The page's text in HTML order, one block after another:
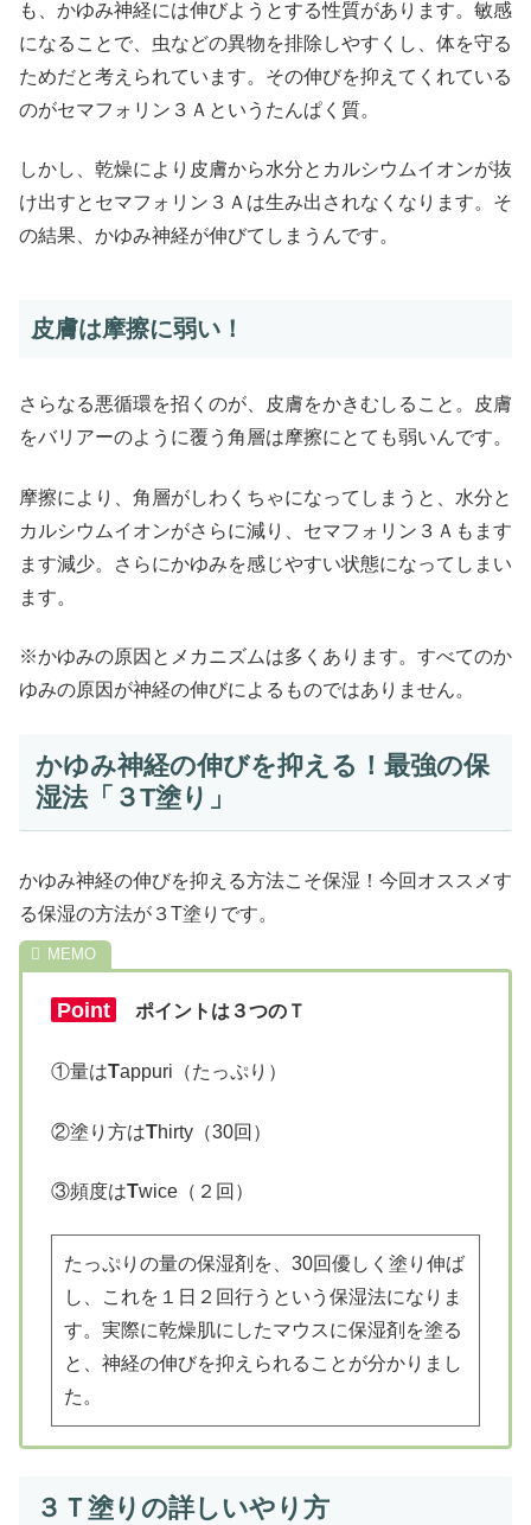
も、かゆみ神経には伸びようとする性質があります。敏感
になることで、虫などの異物を排除しやすくし、体を守る
ためだと考えられています。その伸びを抑えてくれている
のがセマフォリン３Ａというたんぱく質。
しかし、乾燥により皮膚から水分とカルシウムイオンが抜
け出すとセマフォリン３Ａは生み出されなくなります。そ
の結果、かゆみ神経が伸びてしまうんです。
皮膚は摩擦に弱い！
さらなる悪循環を招くのが、皮膚をかきむしること。皮膚
をバリアーのように覆う角層は摩擦にとても弱いんです。
摩擦により、角層がしわくちゃになってしまうと、水分と
カルシウムイオンがさらに減り、セマフォリン３Ａもます
ます減少。さらにかゆみを感じやすい状態になってしまい
ます。
※かゆみの原因とメカニズムは多くあります。すべてのか
ゆみの原因が神経の伸びによるものではありません。
かゆみ神経の伸びを抑える！最強の保
湿法「３T塗り」
かゆみ神経の伸びを抑える方法こそ保湿！今回オススメす
る保湿の方法が３T塗りです。
Point ポイントは３つのＴ
①量はTappuri（たっぷり）
②塗り方はThirty（30回）
③頻度はTwice（２回）
たっぷりの量の保湿剤を、30回優しく塗り伸ば
し、これを１日２回行うという保湿法になりま
す。実際に乾燥肌にしたマウスに保湿剤を塗る
と、神経の伸びを抑えられることが分かりまし
た。
３Ｔ塗りの詳しいやり方